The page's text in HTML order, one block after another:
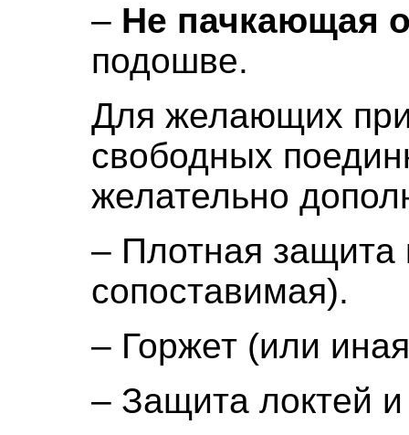
– Не пачкающая
подошве.
Для желающих
свободных
желательно
– Плотная защита
сопоставимая).
– Горжет (или
– Защита локтей